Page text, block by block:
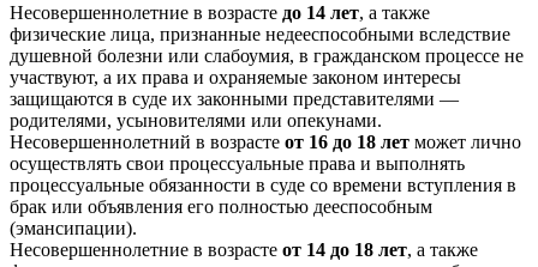
Несовершеннолетние в возрасте до 14 лет, а также
физические лица, признанные недееспособными вследствие
душевной болезни или слабоумия, в гражданском процессе не
участвуют, а их права и охраняемые законом интересы
защищаются в суде их законными представителями —
родителями, усыновителями или опекунами.
Несовершеннолетний в возрасте от 16 до 18 лет может лично
осуществлять свои процессуальные права и выполнять
процессуальные обязанности в суде со времени вступления в
брак или объявления его полностью дееспособным
(эмансипации).
Несовершеннолетние в возрасте от 14 до 18 лет, а также